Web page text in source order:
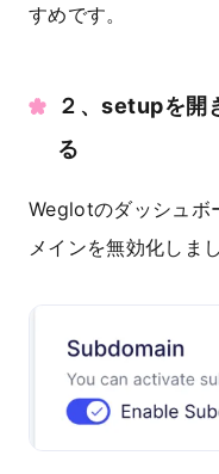
すめです。
２、setupを開
る
Weglotのダッシュボ
メインを無効化しま